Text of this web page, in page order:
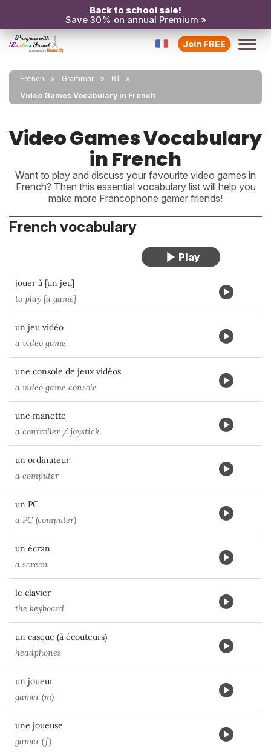
Back to school sale!
Save 30% on annual Premium »
Join FREE
French Grammar
B1
Video Games Vocabulary in French
Video Games Vocabulary
in French
Want to play and discuss your favourite video games in
French? Then this essential vocabulary list will help you
make more Francophone gamer friends!
French vocabulary
jouer à [un jeu]
to play [a game]
un jeu vidéo
a video game
une console de jeux vidéos
a video game console
une manette
a controller / joystick
un ordinateur
a computer
un PC
a PC (computer)
un écran
a screen
le clavier
the keyboard
un casque (à écouteurs)
headphones
un joueur
gamer (m)
une joueuse
gamer (f)